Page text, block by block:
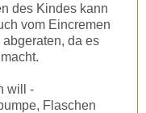
des Kindes kann
vom Eincremen
da es
will -
Flaschen